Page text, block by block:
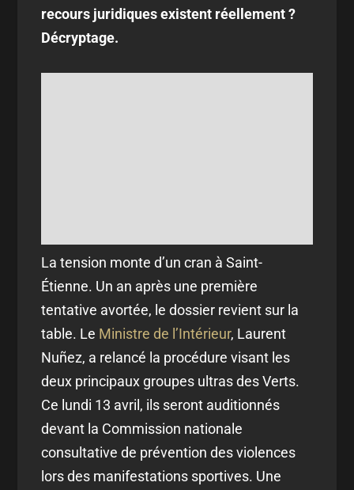
recours juridiques existent réellement ?
Décryptage.
La tension monte d’un cran à Saint-
Étienne. Un an après une première
tentative avortée, le dossier revient sur la
table. Le Ministre de l’Intérieur, Laurent
Nuñez, a relancé la procédure visant les
deux principaux groupes ultras des Verts.
Ce lundi 13 avril, ils seront auditionnés
devant la Commission nationale
consultative de prévention des violences
lors des manifestations sportives. Une